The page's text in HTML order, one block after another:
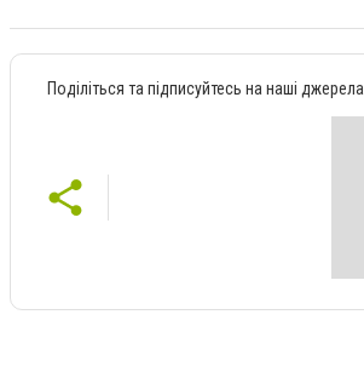
Поділіться та підписуйтесь на наші джерела